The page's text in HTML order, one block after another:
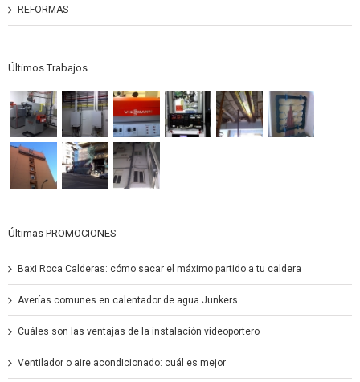
REFORMAS
Últimos Trabajos
Últimas PROMOCIONES
Baxi Roca Calderas: cómo sacar el máximo partido a tu caldera
Averías comunes en calentador de agua Junkers
Cuáles son las ventajas de la instalación videoportero
Ventilador o aire acondicionado: cuál es mejor